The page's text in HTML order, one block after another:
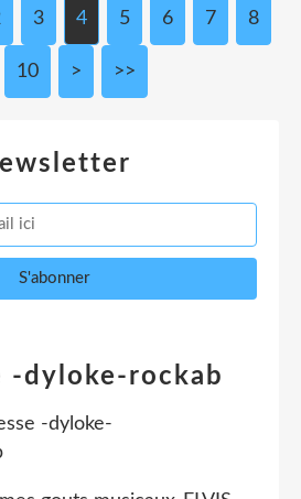
3 4 5 6 7 8
10 > >>
-dyloke-rockab